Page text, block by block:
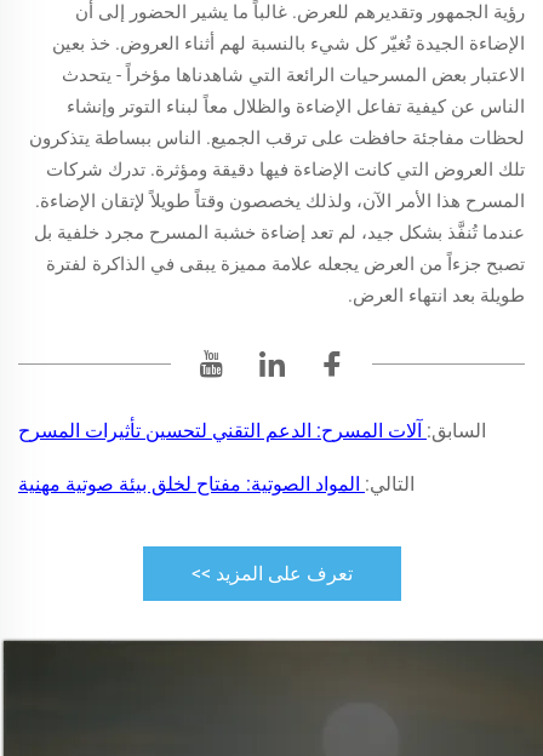
رؤية الجمهور وتقديرهم للعرض. غالباً ما يشير الحضور إلى أن
الإضاءة الجيدة تُغيّر كل شيء بالنسبة لهم أثناء العروض. خذ بعين
الاعتبار بعض المسرحيات الرائعة التي شاهدناها مؤخراً - يتحدث
الناس عن كيفية تفاعل الإضاءة والظلال معاً لبناء التوتر وإنشاء
لحظات مفاجئة حافظت على ترقب الجميع. الناس ببساطة يتذكرون
تلك العروض التي كانت الإضاءة فيها دقيقة ومؤثرة. تدرك شركات
المسرح هذا الأمر الآن، ولذلك يخصصون وقتاً طويلاً لإتقان الإضاءة.
عندما تُنفَّذ بشكل جيد، لم تعد إضاءة خشبة المسرح مجرد خلفية بل
تصبح جزءاً من العرض يجعله علامة مميزة يبقى في الذاكرة لفترة
طويلة بعد انتهاء العرض.
السابق: آلات المسرح: الدعم التقني لتحسين تأثيرات المسرح
التالي: المواد الصوتية: مفتاح لخلق بيئة صوتية مهنية
تعرف على المزيد >>